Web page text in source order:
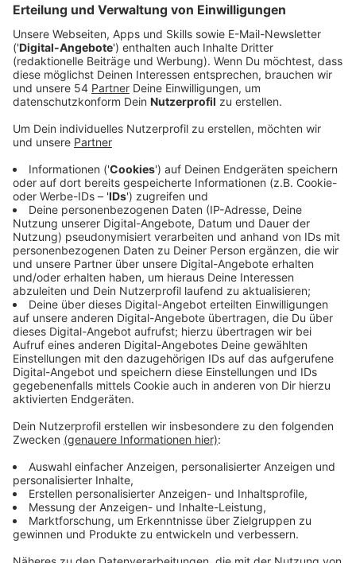
Bekanntgabe von Nationaltrainer Julian Nagelsmann
schon angekündigt. Allerdings sickern wie jedes Jahr
erste Namen durch, die bei der EM dabei sind.
Normalerweise haben diese Informationen
Journalisten, diesmal läuft es ziemlich anders ab.
Anzeige
Anzeige
DFB geht neue Wege bei Kader-Bekanntgabe
Anzeige
Der DFB geht mit dieser Form der Kaderpräsentation
einen neuen Weg. Bis zur Bekanntgabe des ganzen
Aufgebots am Donnerstag (13 Uhr) bei Generalsponsor
VW in Berlin sollen jeden Tag mehrere EM-Akteure auf
unterschiedliche Weise verkündet werden. Den Anfang
machte die "Tagesschau" mit der Nominierung von
Schlotterbeck war Jonathan Tah vom deutschen
Meister Bayer Leverkusen als nächster EM-Spieler der
deutschen Fußball-Nationalmannschaft präsentiert
worden. Der DFB verkündete die Nominierung des